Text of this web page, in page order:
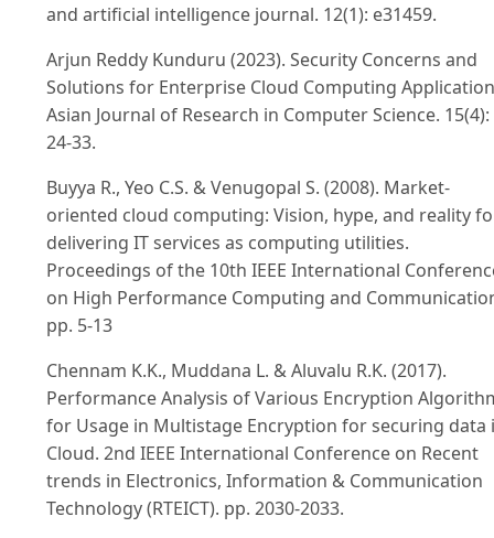
and artificial intelligence journal. 12(1): e31459.
Arjun Reddy Kunduru (2023). Security Concerns and
Solutions for Enterprise Cloud Computing
Asian Journal of Research in Computer Science. 15(4):
24-33.
Buyya R., Yeo C.S. & Venugopal S. (2008). Market-
oriented cloud computing: Vision, hype, and reality
delivering IT services as computing utilities.
Proceedings of the 10th IEEE International
on High Performance Computing and
pp. 5-13
Chennam K.K., Muddana L. & Aluvalu R.K. (2017).
Performance Analysis of Various Encryption
for Usage in Multistage Encryption for securing data
Cloud. 2nd IEEE International Conference on Recent
trends in Electronics, Information & Communication
Technology (RTEICT). pp. 2030-2033.